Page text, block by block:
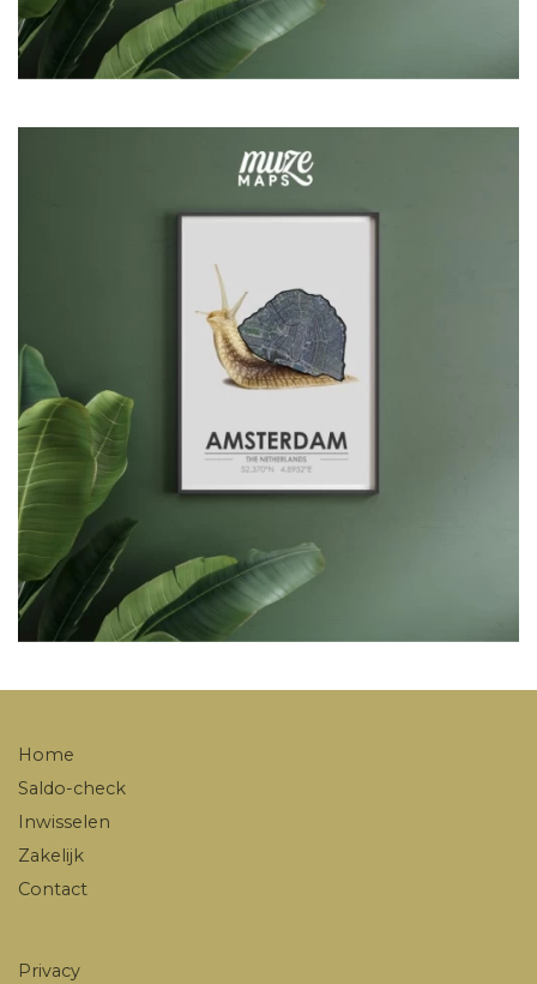
Home
Saldo-check
Inwisselen
Zakelijk
Contact
Privacy